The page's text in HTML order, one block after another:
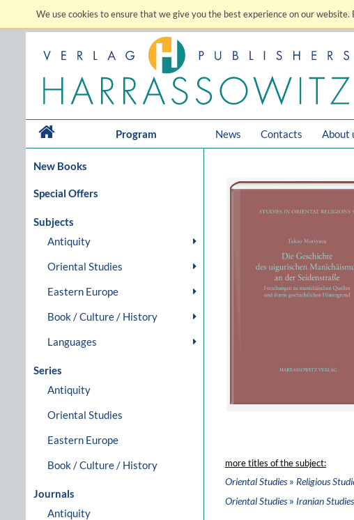
We use cookies to ensure that we give you the best experience on our
Program News Contacts About
New Books
Special Offers
Subjects
Antiquity
Oriental Studies
Eastern Europe
Book / Culture / History
Languages
Series
Antiquity
Oriental Studies
Eastern Europe
Book / Culture / History
Journals
Antiquity
more titles of the subject:
Oriental Studies» Religious
Oriental Studies» Iranian Studies